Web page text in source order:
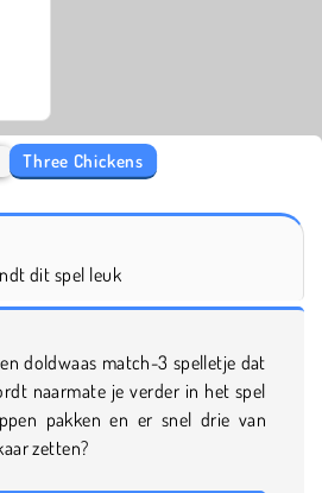
Three Chickens
dit spel leuk
doldwaas match-3 spelletje dat
naarmate je verder in het spel
pakken en er snel drie van
zetten?